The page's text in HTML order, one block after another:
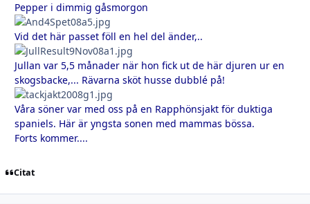
Pepper i dimmig gåsmorgon
Vid det här passet föll en hel del änder,..
Jullan var 5,5 månader när hon fick ut de här djuren ur en
skogsbacke,... Rävarna sköt husse dubblé på!
Våra söner var med oss på en Rapphönsjakt för duktiga
spaniels. Här är yngsta sonen med mammas bössa.
Forts kommer....
Citat